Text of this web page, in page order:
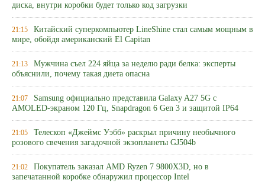
диска, внутри коробки будет только код загрузки
21:15 Китайский суперкомпьютер LineShine стал самым мощным в
мире, обойдя американский El Capitan
21:13 Мужчина съел 224 яйца за неделю ради белка: эксперты
объяснили, почему такая диета опасна
21:07 Samsung официально представила Galaxy A27 5G с
AMOLED-экраном 120 Гц, Snapdragon 6 Gen 3 и защитой IP64
21:05 Телескоп «Джеймс Уэбб» раскрыл причину необычного
розового свечения загадочной экзопланеты GJ504b
21:02 Покупатель заказал AMD Ryzen 7 9800X3D, но в
запечатанной коробке обнаружил процессор Intel